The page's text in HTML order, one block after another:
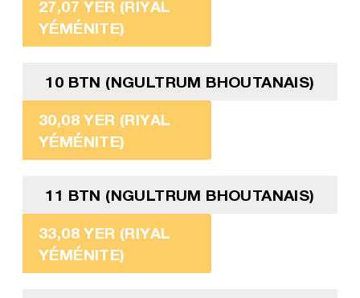
27,07 YER (RIYAL
YÉMÉNITE)
10 BTN (NGULTRUM BHOUTANAIS)
30,08 YER (RIYAL
YÉMÉNITE)
11 BTN (NGULTRUM BHOUTANAIS)
33,08 YER (RIYAL
YÉMÉNITE)